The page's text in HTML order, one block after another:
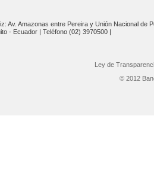
Av. Amazonas entre Pereira y Unión Nacional de
- Ecuador | Teléfono (02) 3970500 |
Ley de
© 2012